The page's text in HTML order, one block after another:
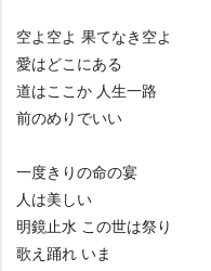
空よ空よ 果てなき空よ
愛はどこにある
道はここか 人生一路
前のめりでいい
一度きりの命の宴
人は美しい
明鏡止水 この世は祭り
歌え踊れ いま